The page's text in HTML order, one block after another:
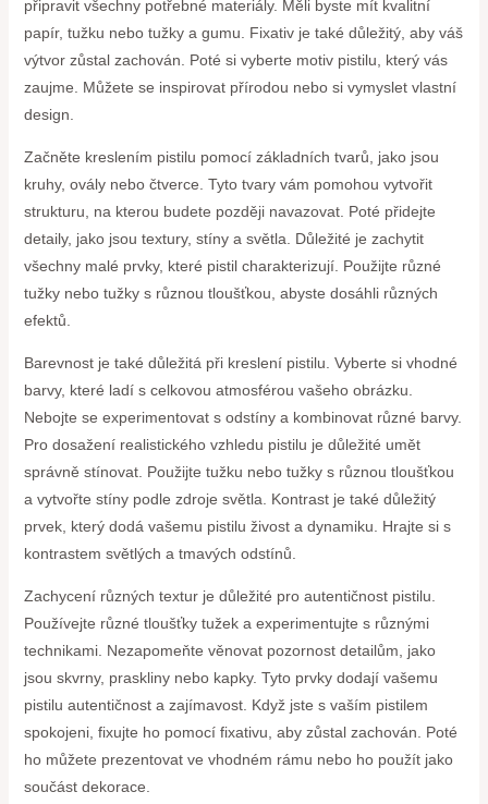
připravit všechny potřebné materiály. Měli byste mít kvalitní
papír, tužku nebo tužky a gumu. Fixativ je také důležitý, aby váš
výtvor zůstal zachován. Poté si vyberte motiv pistilu, který vás
zaujme. Můžete se inspirovat přírodou nebo si vymyslet vlastní
design.
Začněte kreslením pistilu pomocí základních tvarů, jako jsou
kruhy, ovály nebo čtverce. Tyto tvary vám pomohou vytvořit
strukturu, na kterou budete později navazovat. Poté přidejte
detaily, jako jsou textury, stíny a světla. Důležité je zachytit
všechny malé prvky, které pistil charakterizují. Použijte různé
tužky nebo tužky s různou tloušťkou, abyste dosáhli různých
efektů.
Barevnost je také důležitá při kreslení pistilu. Vyberte si vhodné
barvy, které ladí s celkovou atmosférou vašeho obrázku.
Nebojte se experimentovat s odstíny a kombinovat různé barvy.
Pro dosažení realistického vzhledu pistilu je důležité umět
správně stínovat. Použijte tužku nebo tužky s různou tloušťkou
a vytvořte stíny podle zdroje světla. Kontrast je také důležitý
prvek, který dodá vašemu pistilu živost a dynamiku. Hrajte si s
kontrastem světlých a tmavých odstínů.
Zachycení různých textur je důležité pro autentičnost pistilu.
Používejte různé tloušťky tužek a experimentujte s různými
technikami. Nezapomeňte věnovat pozornost detailům, jako
jsou skvrny, praskliny nebo kapky. Tyto prvky dodají vašemu
pistilu autentičnost a zajímavost. Když jste s vaším pistilem
spokojeni, fixujte ho pomocí fixativu, aby zůstal zachován. Poté
ho můžete prezentovat ve vhodném rámu nebo ho použít jako
součást dekorace.